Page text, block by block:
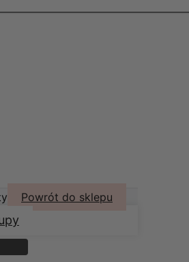
Powrót do sklepu